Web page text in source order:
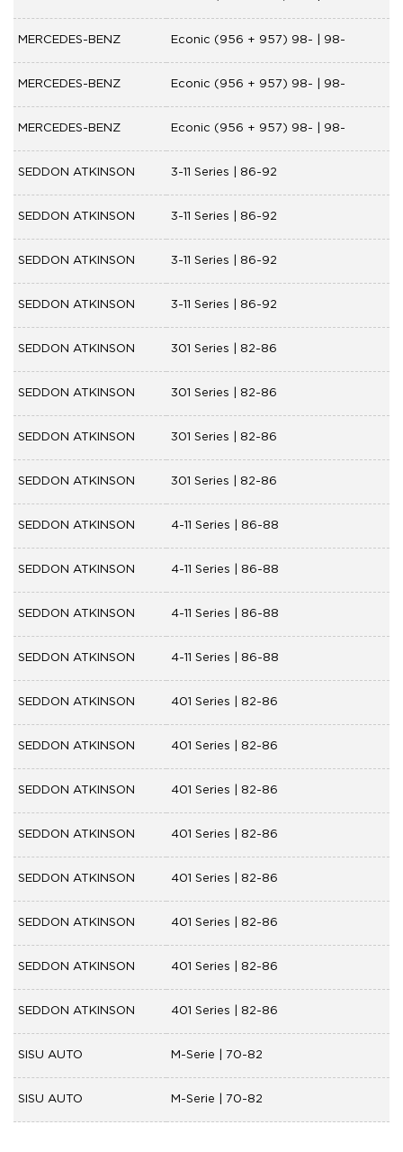
MERCEDES-BENZ Econic (956 + 957) 98- | 98-
MERCEDES-BENZ Econic (956 + 957) 98- | 98-
MERCEDES-BENZ Econic (956 + 957) 98- | 98-
SEDDON ATKINSON 3-11 Series | 86-92
SEDDON ATKINSON 3-11 Series | 86-92
SEDDON ATKINSON 3-11 Series | 86-92
SEDDON ATKINSON 3-11 Series | 86-92
SEDDON ATKINSON 301 Series | 82-86
SEDDON ATKINSON 301 Series | 82-86
SEDDON ATKINSON 301 Series | 82-86
SEDDON ATKINSON 301 Series | 82-86
SEDDON ATKINSON 4-11 Series | 86-88
SEDDON ATKINSON 4-11 Series | 86-88
SEDDON ATKINSON 4-11 Series | 86-88
SEDDON ATKINSON 4-11 Series | 86-88
SEDDON ATKINSON 401 Series | 82-86
SEDDON ATKINSON 401 Series | 82-86
SEDDON ATKINSON 401 Series | 82-86
SEDDON ATKINSON 401 Series | 82-86
SEDDON ATKINSON 401 Series | 82-86
SEDDON ATKINSON 401 Series | 82-86
SEDDON ATKINSON 401 Series | 82-86
SEDDON ATKINSON 401 Series | 82-86
SISU AUTO M-Serie | 70-82
SISU AUTO M-Serie | 70-82